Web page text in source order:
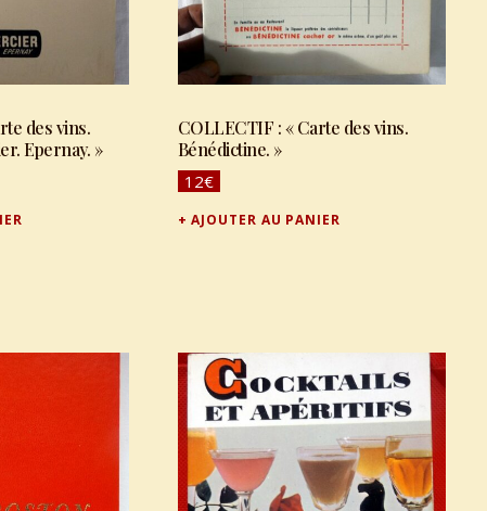
des vins.
Epernay. »
COLLECTIF : « Carte des vins.
Bénédictine. »
12€
AJOUTER AU PANIER